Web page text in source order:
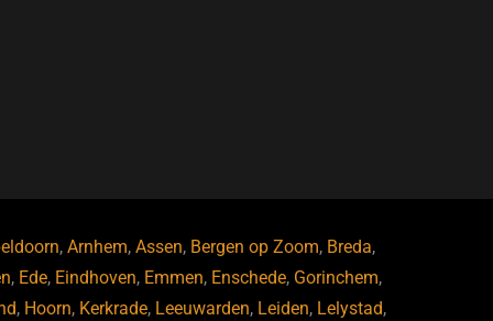
, Arnhem, Assen, Bergen op Zoom, Breda,
, Ede, Eindhoven, Emmen, Enschede, Gorinchem,
, Hoorn, Kerkrade, Leeuwarden, Leiden, Lelystad,